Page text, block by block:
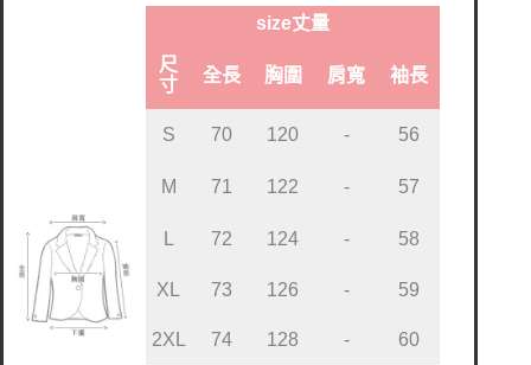
size丈量
尺
寸
全長 胸圍 肩寬 袖長
S 70 120 - 56
M 71 122 - 57
L 72 124 - 58
XL 73 126 - 59
2XL 74 128 - 60